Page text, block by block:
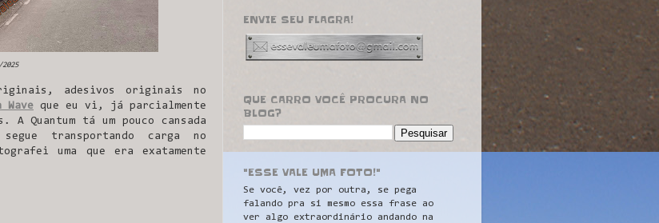
adesivos originais no
Wave que eu vi, já parcialmente
A Quantum tá um pouco cansada
transportando carga no
uma que era exatamente
ENVIE SEU FLAGRA!
QUE CARRO VOCÊ PROCURA NO
BLOG?
"ESSE VALE UMA FOTO!"
Se você, vez por outra, se pega
falando pra si mesmo essa frase ao
ver algo extraordinário andando na